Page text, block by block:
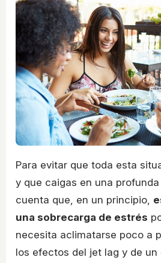
Para evitar que toda esta
y que caigas en una
cuenta que, en un principio,
una sobrecarga de estrés
necesita aclimatarse poco a
los efectos del jet lag y de un